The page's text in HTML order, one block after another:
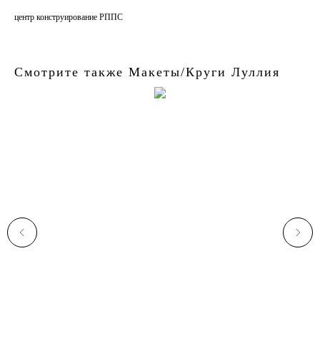
центр конструирование РППС
Смотрите также Макеты/Круги Луллия